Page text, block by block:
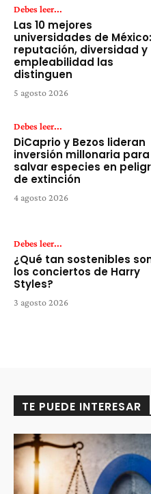
Debes leer...
Las 10 mejores
universidades de México:
reputación, diversidad y
empleabilidad las
distinguen
5 agosto 2026
Debes leer...
DiCaprio y Bezos lideran
inversión millonaria para
salvar especies en
de extinción
4 agosto 2026
Debes leer...
¿Qué tan sostenibles
los conciertos de Harry
Styles?
3 agosto 2026
TE PUEDE INTERESAR